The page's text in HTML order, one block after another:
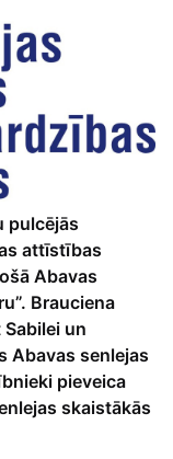
pulcējās
attīstības
Abavas
Brauciena
un
Abavas senlejas
pieveica
skaistākās